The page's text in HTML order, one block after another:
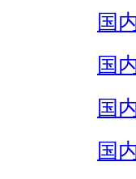
国
国
国
国